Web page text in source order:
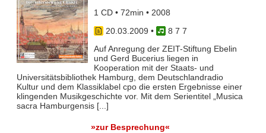
1 CD • 72min • 2008
20.03.2009 •
8 7 7
Auf Anregung der ZEIT-Stiftung Ebelin
und Gerd Bucerius liegen in
Kooperation mit der Staats- und
Universitätsbibliothek Hamburg, dem Deutschlandradio
Kultur und dem Klassiklabel cpo die ersten Ergebnisse einer
klingenden Musikgeschichte vor. Mit dem Serientitel „Musica
sacra Hamburgensis [...]
»zur Besprechung«